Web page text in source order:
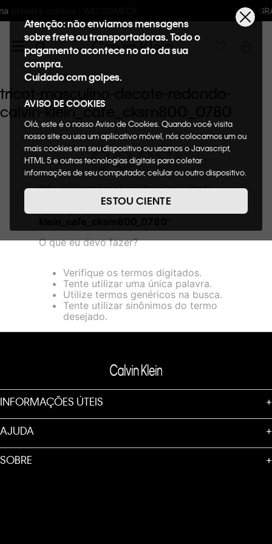
Frete GRÁTIS nas compras acima
Atenção: não enviamos mensagens
sobre frete ou transportadoras. Todo o
pagamento acontece no ato da sua
compra.
Cuidado com golpes.
AVISO DE COOKIES
Olá, este é o nosso Aviso de Cookies. Quando você visita
nosso site ou usa um aplicativo móvel, nós colocamos um ou
mais cookies em seu dispositivo ou usamos o Javascript,
HTML 5 e outras tecnologias digitais para coletar
informações de seu computador, celular ou outro dispositivo.
de cookies, informaremos quais cookies usaremos e quais
suas funções. A forma como processamos os dados
nosso Aviso de Privacidade. Quando você visita nosso site,
consideraremos isso como sua solicitação específica para
entre outros, a capacidade de comprar um item em nossa
loja virtual. Para maiores informações sobre o nosso aviso de
Cookies acesse o link.
ESTOU CIENTE
tricot-masculino-decote-redondo-
calvin-klein_cafe_cksm800_0780
OOPS!
Não encontramos nenhum resultado
tricot-masculino-decote-
redondo-calvin-
O que eu devo fazer?
Verifique os termos digitados.
Tente utilizar uma única palavra.
Utilize termos genéricos na busca.
Tente utilizar sinônimos do termo
desejado.
INFORMAÇÕES ÚTEIS +
AJUDA +
SOBRE +